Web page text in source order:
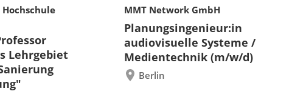
Hochschule
Lehrgebiet
MMT Network GmbH
Planungsingenieur:in
audiovisuelle Systeme /
Medientechnik (m/w/d)
Berlin